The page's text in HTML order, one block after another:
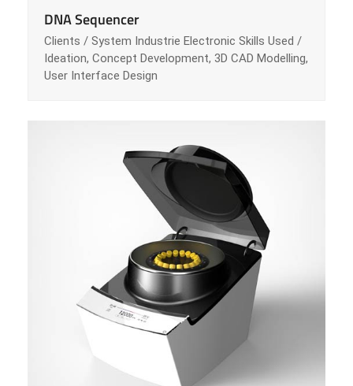
DNA Sequencer
Clients / System Industrie Electronic Skills Used /
Ideation, Concept Development, 3D CAD Modelling,
User Interface Design